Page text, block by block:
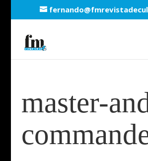
master-